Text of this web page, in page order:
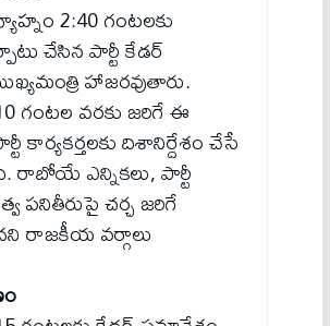
2:40 గంటలకు
చేసిన పార్టీ కేడర్
హాజరవుతారు.
గంటల వరకు జరిగే ఈ
దిశానిర్దేశం చేసే
రాబోయే ఎన్నికలు, పార్టీ
పనితీరుపై చర్చ జరిగే
రాజకీయ వర్గాలు